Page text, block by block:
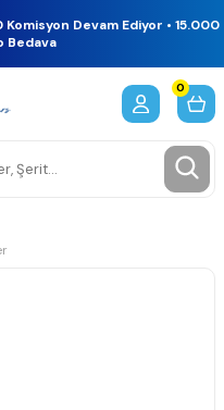
Devam Ediyor • 15.000
Bedava
0